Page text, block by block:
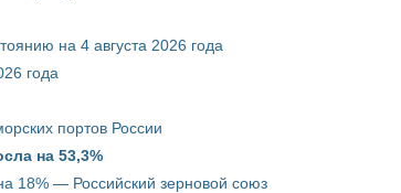
на 4 августа 2026 года
года
портов России
на 53,3%
18% — Российский зерновой союз